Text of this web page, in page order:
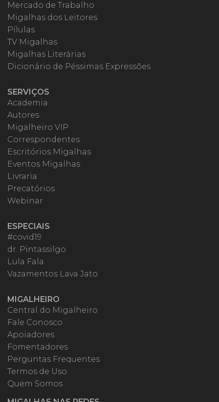
Mercado de Trabalho
Migalhas dos Leitores
Pílulas
TV Migalhas
Migalhas Literárias
Dicionário de Péssimas Expressões
SERVIÇOS
Academia
Autores
Migalheiro VIP
Correspondentes
Escritórios Migalhas
Eventos Migalhas
Livraria
Precatórios
Webinar
ESPECIAIS
#covid19
dr. Pintassilgo
Lula Fala
Vazamentos Lava Jato
MIGALHEIRO
Central do Migalheiro
Fale Conosco
Apoiadores
Fomentadores
Perguntas Frequentes
Termos de Uso
Quem Somos